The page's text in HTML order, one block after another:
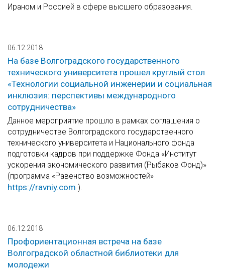
Ираном и Россией в сфере высшего образования.
06.12.2018
На базе Волгоградского государственного
технического университета прошел круглый стол
«Технологии социальной инженерии и социальная
инклюзия: перспективы международного
сотрудничества»
Данное мероприятие прошло в рамках соглашения о
сотрудничестве Волгоградского государственного
технического университета и Национального фонда
подготовки кадров при поддержке Фонда «Институт
ускорения экономического развития (Рыбаков Фонд)»
(программа «Равенство возможностей»
https://ravniy.com ).
06.12.2018
Профориентационная встреча на базе
Волгоградской областной библиотеки для
молодежи